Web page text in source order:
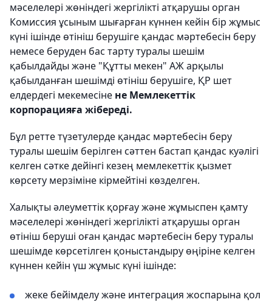
мәселелері жөніндегі жергілікті атқарушы орган
Комиссия ұсыным шығарған күннен кейін бір жұмыс
күні ішінде өтініш берушіге қандас мәртебесін беру
немесе беруден бас тарту туралы шешім
қабылдайды және "Құтты мекен" АЖ арқылы
қабылданған шешімді өтініш берушіге, ҚР шет
елдердегі мекемесіне не Мемлекеттік
корпорацияға жібереді.
Бұл ретте түзетулерде қандас мәртебесін беру
туралы шешім берілген сәттен бастап қандас куәлігі
келген сәтке дейінгі кезең мемлекеттік қызмет
көрсету мерзіміне кірмейтіні көзделген.
Халықты әлеуметтік қорғау және жұмыспен қамту
мәселелері жөніндегі жергілікті атқарушы орган
өтініш беруші оған қандас мәртебесін беру туралы
шешімде көрсетілген қоныстандыру өңіріне келген
күннен кейін үш жұмыс күні ішінде:
жеке бейімделу және интеграция жоспарына қол